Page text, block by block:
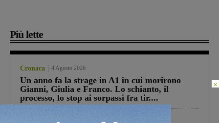
Più lette
Cronaca 4 Agosto 2026
Un anno fa la strage in A1 in cui morirono
Gianni, Giulia e Franco. Lo schianto, il
processo, lo stop ai sorpassi fra tir....
Cronaca
×